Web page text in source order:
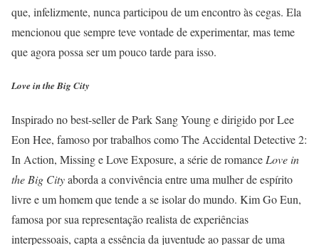
que, infelizmente, nunca participou de um encontro às cegas. Ela
mencionou que sempre teve vontade de experimentar, mas teme
que agora possa ser um pouco tarde para isso.
Love in the Big City
Inspirado no best-seller de Park Sang Young e dirigido por Lee
Eon Hee, famoso por trabalhos como The Accidental Detective 2:
In Action, Missing e Love Exposure, a série de romance Love in
the Big Cityaborda a convivência entre uma mulher de espírito
livre e um homem que tende a se isolar do mundo. Kim Go Eun,
famosa por sua representação realista de experiências
interpessoais, capta a essência da juventude ao passar de uma